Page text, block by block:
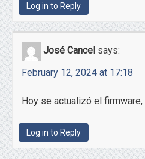
Log in to Reply
José Cancel says:
February 12, 2024 at 17:18
Hoy se actualizó el firmware,
Log in to Reply